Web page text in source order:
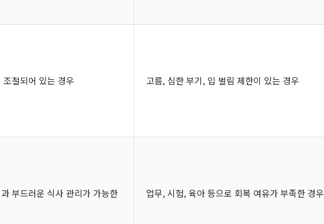
조절되어 있는 경우 고름, 심한 부기, 입 벌림 제한이 있는 경우
부드러운 식사 관리가 가능한
업무, 시험, 육아 등으로 회복 여유가 부족한 경우